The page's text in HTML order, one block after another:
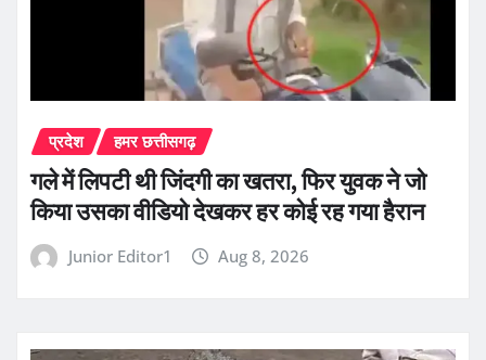
प्रदेश हमर छत्तीसगढ़
गले में लिपटी थी जिंदगी का खतरा, फिर युवक ने जो
किया उसका वीडियो देखकर हर कोई रह गया हैरान
Junior Editor1 Aug 8, 2026